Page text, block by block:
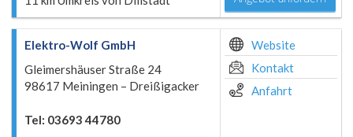
Elektro-Wolf GmbH
Gleimershäuser Straße 24
98617 Meiningen – Dreißigacker
Tel: 03693 44780
Website
Kontakt
Anfahrt